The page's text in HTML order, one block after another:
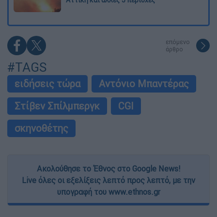
επόμενο
άρθρο
#TAGS
ειδήσεις τώρα
Αντόνιο Μπαντέρας
Στίβεν Σπίλμπεργκ
CGI
σκηνοθέτης
Ακολούθησε το Έθνος στο Google News!
Live όλες οι εξελίξεις λεπτό προς λεπτό, με την
υπογραφή του www.ethnos.gr